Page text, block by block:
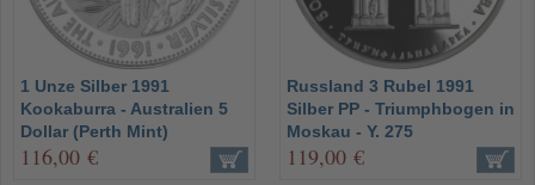
1 Unze Silber 1991
Kookaburra - Australien 5
Dollar (Perth Mint)
116,00 €
Russland 3 Rubel 1991
Silber PP - Triumphbogen in
Moskau - Y. 275
119,00 €